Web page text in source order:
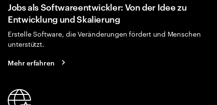
Jobs als Softwareentwickler: Von der Idee zu
Entwicklung und Skalierung
Erstelle Software, die Veränderungen fördert und Menschen
unterstützt.
Mehr erfahren